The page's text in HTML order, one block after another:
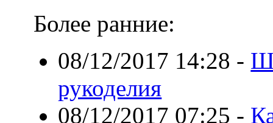
Более ранние:
08/12/2017 14:28 -
рукоделия
08/12/2017 07:25 -